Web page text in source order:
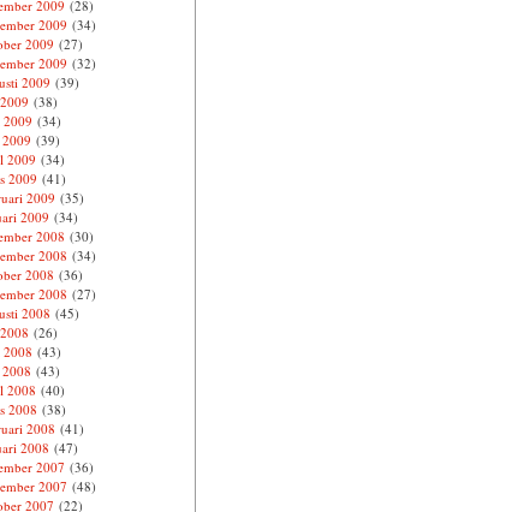
2009 (28)
2009 (34)
2009 (27)
2009 (32)
2009 (39)
(38)
(34)
(39)
2009 (34)
2009 (41)
2009 (35)
2009 (34)
2008 (30)
2008 (34)
2008 (36)
2008 (27)
2008 (45)
(26)
(43)
(43)
2008 (40)
2008 (38)
2008 (41)
2008 (47)
2007 (36)
2007 (48)
2007 (22)